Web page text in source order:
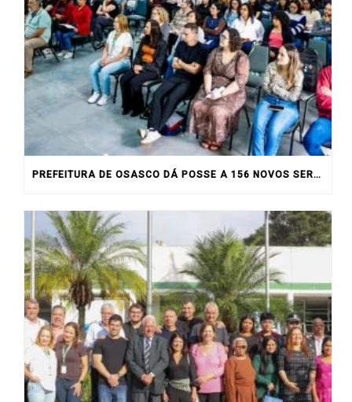
PREFEITURA DE OSASCO DÁ POSSE A 156 NOVOS SERVIDORES